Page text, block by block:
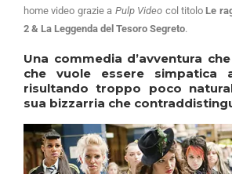
home video grazie a Pulp Video col titolo Le
2 & La Leggenda del Tesoro Segreto.
Una commedia d’avventura
che vuole essere
risultando troppo poco
sua bizzarria che